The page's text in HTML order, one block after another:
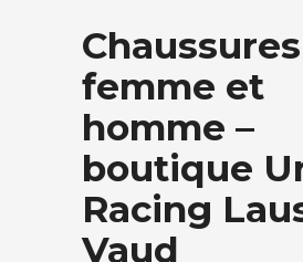
Chaussures
femme et
homme –
boutique
Racing
Vaud